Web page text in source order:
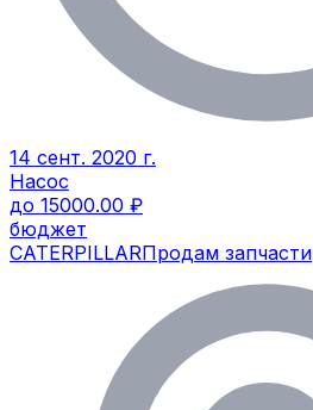
14 сент. 2020 г.
Насос
до 15000.00 ₽
бюджет
CATERPILLARПродам запчасти